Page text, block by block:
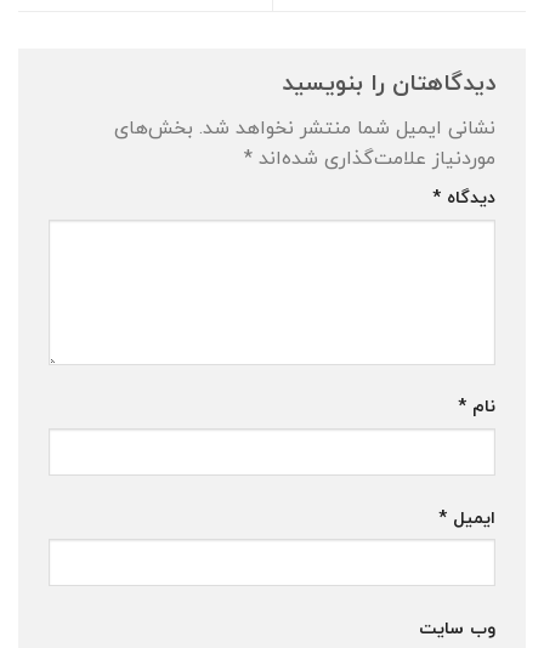
دیدگاهتان را بنویسید
نشانی ایمیل شما منتشر نخواهد شد. بخش‌های
موردنیاز علامت‌گذاری شده‌اند *
دیدگاه *
نام *
ایمیل *
وب‌ سایت